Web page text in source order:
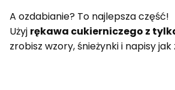
A ozdabianie? To najlepsza część!
Użyj rękawa cukierniczego z
zrobisz wzory, śnieżynki i napisy